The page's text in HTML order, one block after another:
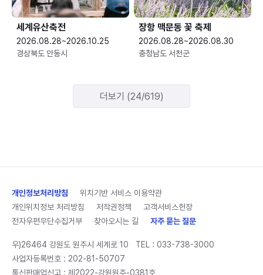
세계유산축전
2026.08.28~2026.10.25
경상북도 안동시
장항 맥문동 꽃 축제
2026.08.28~2026.08.30
충청남도 서천군
더보기 (24/619)
개인정보처리방침
위치기반 서비스 이용약관
개인위치정보 처리방침
저작권정책
고객서비스헌장
전자우편무단수집거부
찾아오시는 길 자주 묻는 질문
우)26464 강원도 원주시 세계로 10 TEL : 033-738-3000
사업자등록번호 : 202-81-50707
통신판매업신고 : 제2022-강원원주-0381호